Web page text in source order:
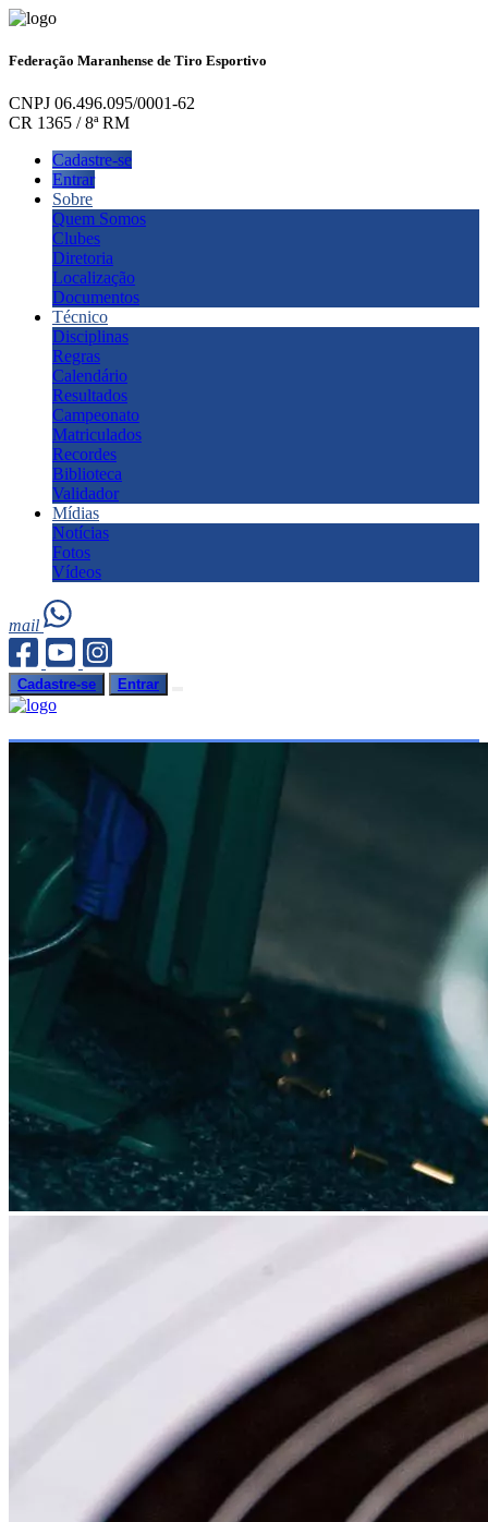
Federação Maranhense de Tiro Esportivo
CNPJ 06.496.095/0001-62
CR 1365 / 8ª RM
Cadastre-se
Entrar
Sobre
Quem Somos
Clubes
Diretoria
Localização
Documentos
Técnico
Disciplinas
Regras
Calendário
Resultados
Campeonato
Matriculados
Recordes
Biblioteca
Validador
Mídias
Notícias
Fotos
Vídeos
mail
Cadastre-se Entrar